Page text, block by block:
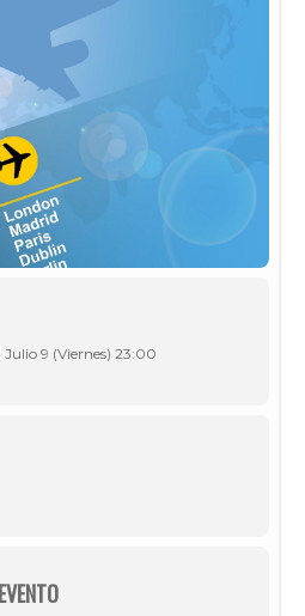
9 (Viernes) 23:00